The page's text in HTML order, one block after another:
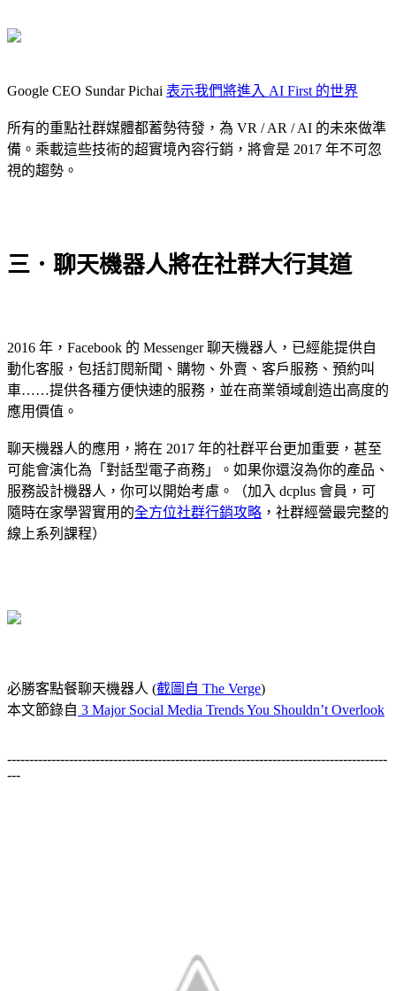
Google CEO Sundar Pichai 表示我們將進入 AI First 的世界
所有的重點社群媒體都蓄勢待發，為 VR / AR / AI 的未來做準
備。乘載這些技術的超實境內容行銷，將會是 2017 年不可忽
視的趨勢。
三．聊天機器人將在社群大行其道
2016 年，Facebook 的 Messenger 聊天機器人，已經能提供自
動化客服，包括訂閱新聞、購物、外賣、客戶服務、預約叫
車……提供各種方便快速的服務，並在商業領域創造出高度的
應用價值。
聊天機器人的應用，將在 2017 年的社群平台更加重要，甚至
可能會演化為「對話型電子商務」。如果你還沒為你的產品、
服務設計機器人，你可以開始考慮。（加入 dcplus 會員，可
隨時在家學習實用的全方位社群行銷攻略 ，社群經營最完整的
線上系列課程）
必勝客點餐聊天機器人 (截圖自 The Verge)
本文節錄自 3 Major Social Media Trends You Shouldn’t Overlook
--------------------------------------------------------------------------------------
---